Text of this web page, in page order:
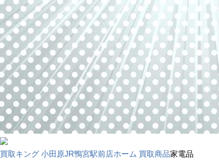
買取キング 小田原JR鴨宮駅前店ホーム 買取商品家電品